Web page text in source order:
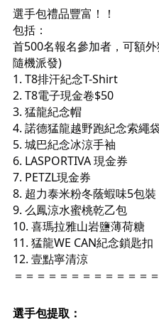
選手包禮品豐富！！
包括：
首500名報名參加者，可額
隨機派發)
1. T8排汗紀念T-Shirt
2. T8電子現金卷$50
3. 猛龍紀念帽
⁠4. 諾德猛龍越野跑紀念索繩
5. 城巴紀念冰涼手袖
6. LASPORTIVA 現金券
7. PETZL現金券
8. 超力泰米粉冬蔭蝦味5包裝
9. 么鳳涼水蜜桃乾乙包
10. 喜瑪拉雅山岩鹽薄荷糖
11. 猛龍WE CAN紀念鎖匙扣
12. 壹點寧清涼
＝＝＝＝＝＝＝＝＝＝＝＝
選手包提取：